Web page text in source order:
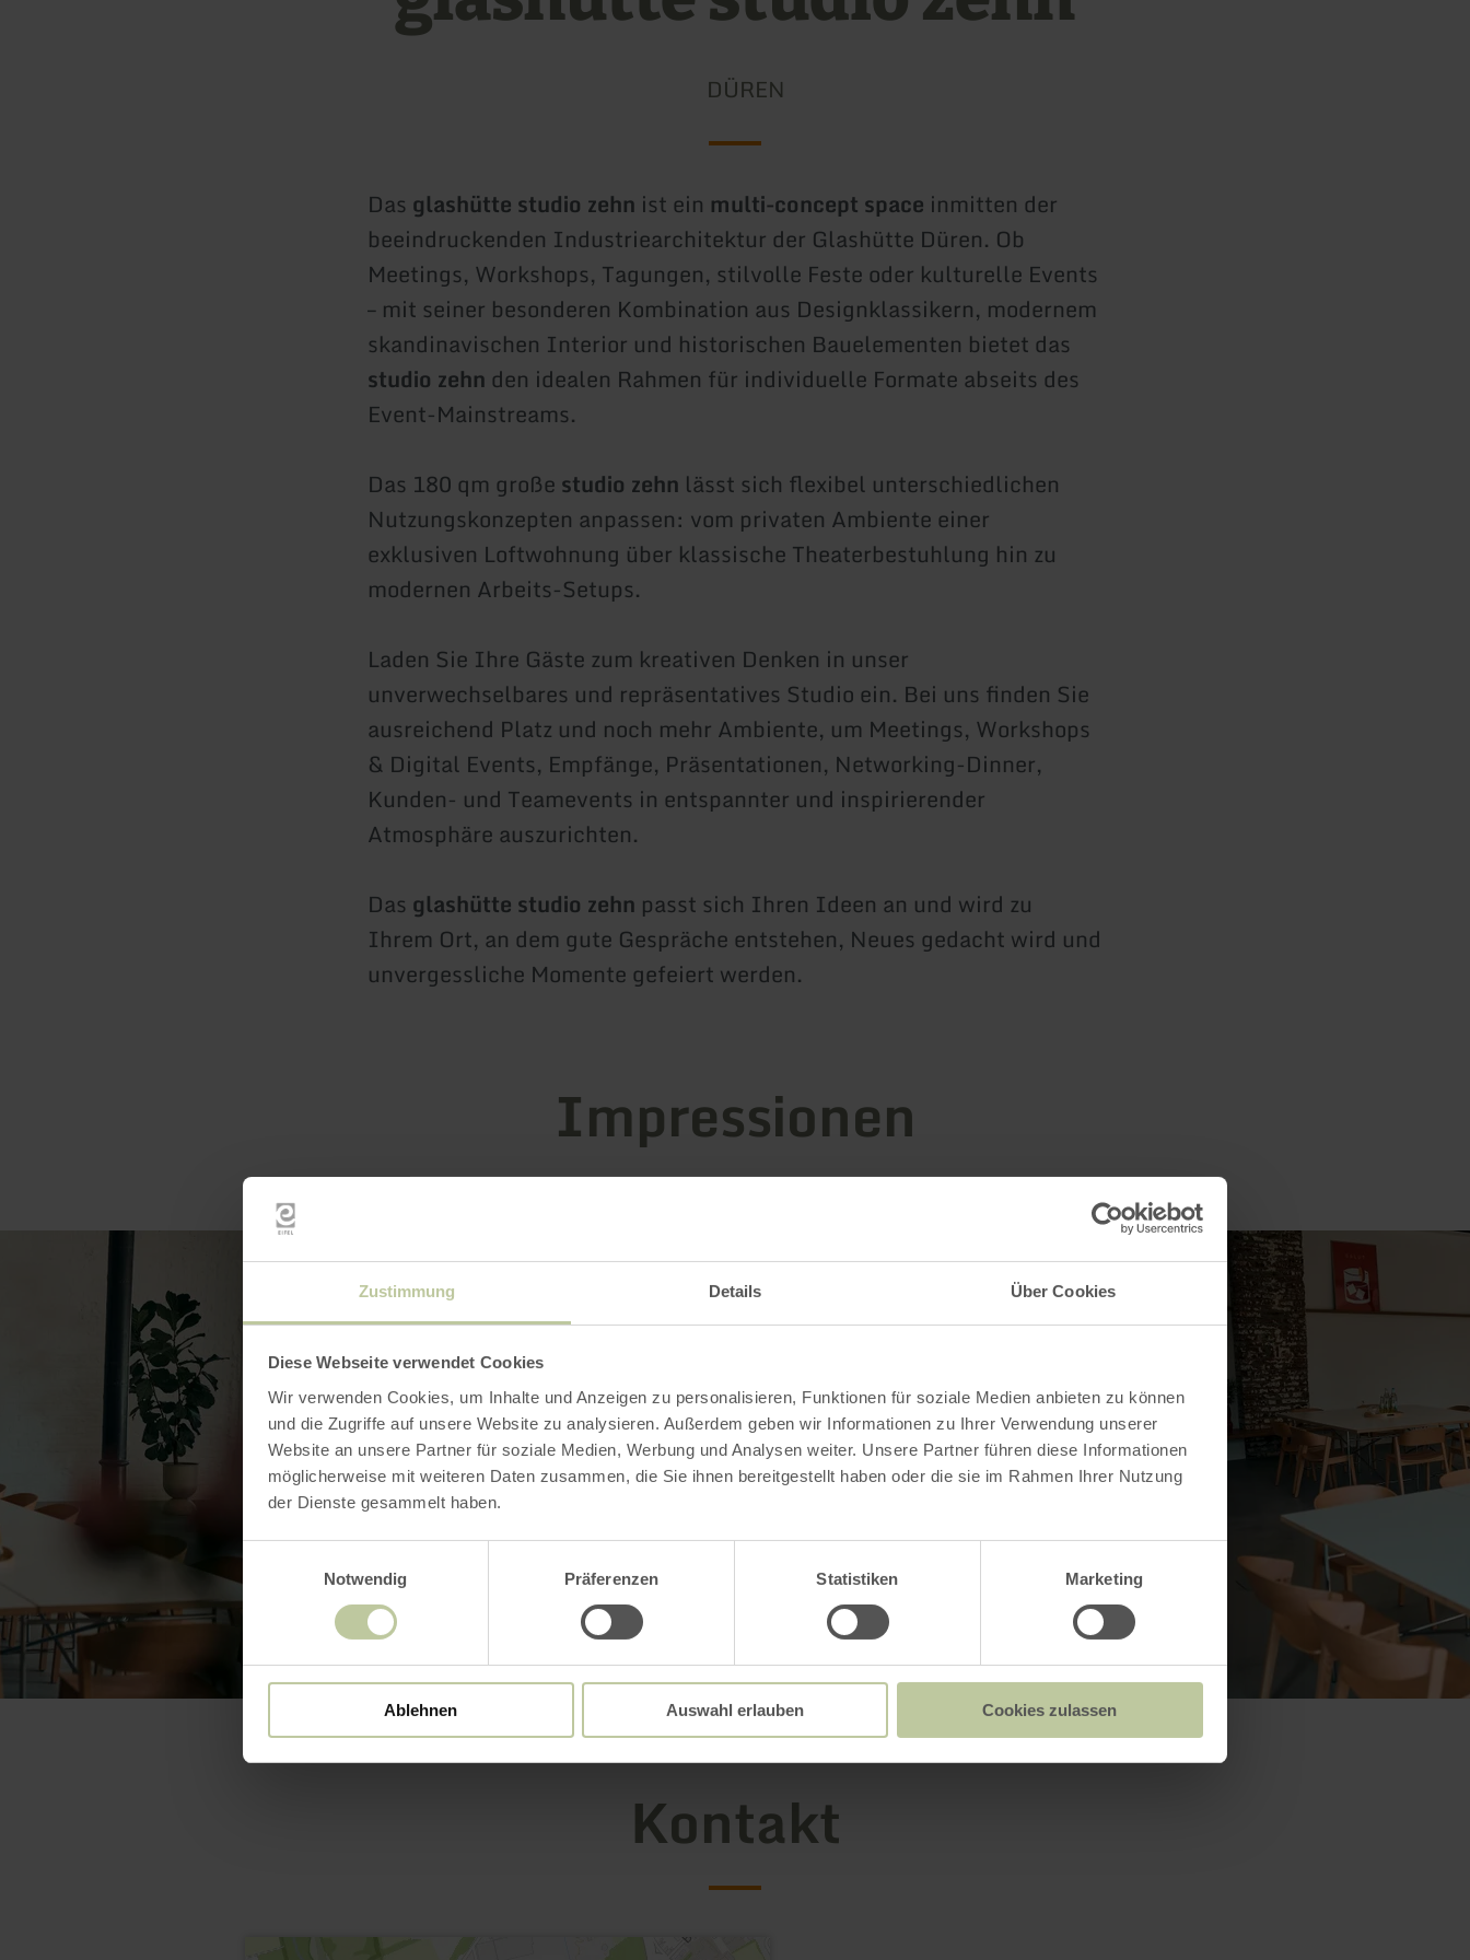
Zustimmung Details Über Cookies
Diese Webseite verwendet Cookies
Wir verwenden Cookies, um Inhalte und Anzeigen zu personalisieren, Funktionen für soziale Medien anbieten zu können
und die Zugriffe auf unsere Website zu analysieren. Außerdem geben wir Informationen zu Ihrer Verwendung unserer
Website an unsere Partner für soziale Medien, Werbung und Analysen weiter. Unsere Partner führen diese Informationen
möglicherweise mit weiteren Daten zusammen, die Sie ihnen bereitgestellt haben oder die sie im Rahmen Ihrer Nutzung
der Dienste gesammelt haben.
Notwendig
Präferenzen Statistiken Marketing
Ablehnen Auswahl erlauben Cookies zulassen
DÜREN
Das glashütte studio zehn ist ein multi-concept space inmitten der
beeindruckenden Industriearchitektur der Glashütte Düren. Ob
Meetings, Workshops, Tagungen, stilvolle Feste oder kulturelle Events
– mit seiner besonderen Kombination aus Designklassikern, modernem
skandinavischen Interior und historischen Bauelementen bietet das
studio zehn den idealen Rahmen für individuelle Formate abseits des
Event-Mainstreams.
Das 180 qm große studio zehn lässt sich flexibel unterschiedlichen
Nutzungskonzepten anpassen: vom privaten Ambiente einer
exklusiven Loftwohnung über klassische Theaterbestuhlung hin zu
modernen Arbeits-Setups.
Laden Sie Ihre Gäste zum kreativen Denken in unser
unverwechselbares und repräsentatives Studio ein. Bei uns finden Sie
ausreichend Platz und noch mehr Ambiente, um Meetings, Workshops
& Digital Events, Empfänge, Präsentationen, Networking-Dinner,
Kunden- und Teamevents in entspannter und inspirierender
Atmosphäre auszurichten.
Das glashütte studio zehn passt sich Ihren Ideen an und wird zu
Ihrem Ort, an dem gute Gespräche entstehen, Neues gedacht wird und
unvergessliche Momente gefeiert werden.
Impressionen
Kontakt